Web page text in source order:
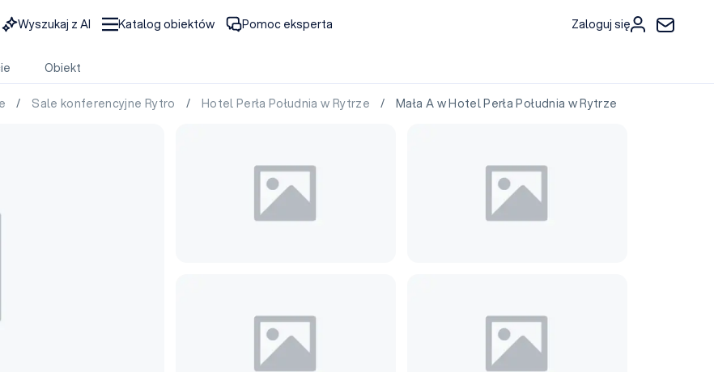
Wyszukaj z AI Katalog obiektów Pomoc eksperta Zaloguj się
Obiekt
/ Sale konferencyjne Rytro / Hotel Perła Południa w Rytrze / Mała A w Hotel Perła Południa w Rytrze